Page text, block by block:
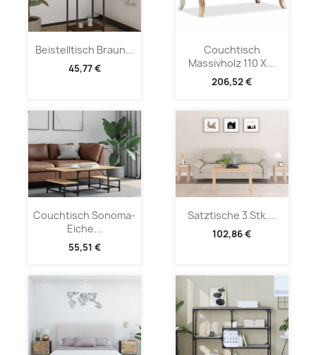
Beistelltisch Braun...
45,77 €
Couchtisch
Massivholz 110 X...
206,52 €
Couchtisch Sonoma-
Eiche...
55,51 €
Satztische 3 Stk....
102,86 €